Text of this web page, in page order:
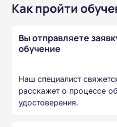
Как пройти
Вы отправляете
обучение
Наш специалист
расскажет о процессе
удостоверения.